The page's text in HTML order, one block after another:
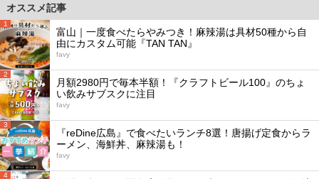
オススメ記事
1
富山｜一度食べたらやみつき！麻辣湯は具材50種から自
由にカスタム可能『TAN TAN』
favy
2
月額2980円で毎本半額！『クラフトビール100』のちょ
い飲みサブスクに注目
favy
3
『reDine広島』で食べたいランチ8選！唐揚げ定食からラ
ーメン、海鮮丼、麻辣湯も！
favy
4